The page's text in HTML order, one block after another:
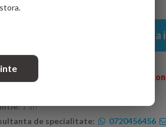
Adauga
GRATUIT la comenzi peste 600
1 an
de specialitate:
0720456456